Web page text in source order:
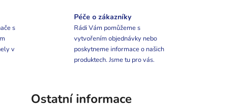
s
v
Péče o zákazníky
Rádi Vám pomůžeme s
vytvořením objednávky nebo
poskytneme informace o našich
produktech. Jsme tu pro vás.
Ostatní informace